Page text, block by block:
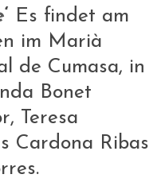
‘ Es findet am
im Marià
de Cumasa, in
Bonet
Teresa
Cardona Ribas